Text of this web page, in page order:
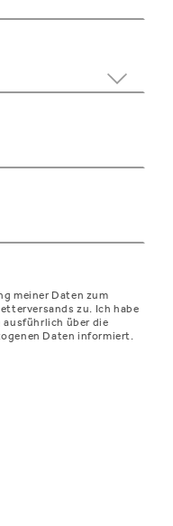
meiner Daten zum
zu. Ich habe
über die
Daten informiert.